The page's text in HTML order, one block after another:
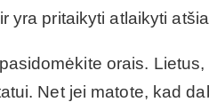
yra pritaikyti atlaikyti
orais.
Net jei matote, kad